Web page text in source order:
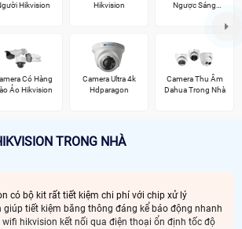
Hikvision
Hikvision
Ngược Sáng
Có Hàng
Ảo Hikvision
Camera Ultra 4k
Hdparagon
Camera Thu Âm
Dahua Trong Nhà
TRONG NHÀ
có bộ kit rất tiết kiệm chi phí với chip xử lý
giúp tiết kiệm băng thông đáng kể báo động nhanh
hikvision kết nối qua điện thoại ổn định tốc độ